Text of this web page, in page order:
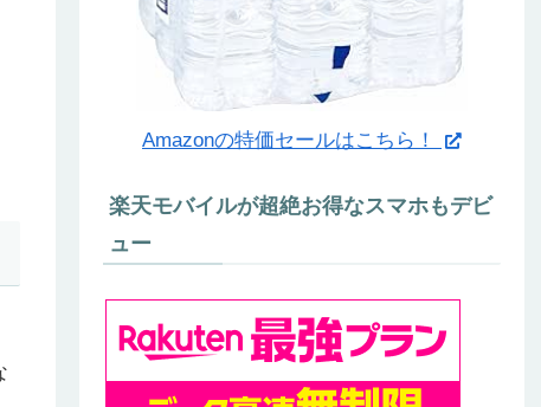
Amazonの特価セールはこちら！
楽天モバイルが超絶お得なスマホもデビ
ュー